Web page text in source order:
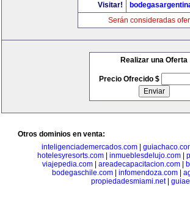
Visitar!
Serán consideradas
Realizar una Oferta
Precio Ofrecido $
Otros dominios en venta:
inteligenciademercados.com
hotelesyresorts.com
inmueblesdelujo.com
viajepedia.com| areadecapacitacion.com|
bodegaschile.com| infomendoza.com|
propiedadesmiami.net|